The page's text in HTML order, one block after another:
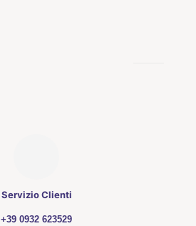
Servizio Clienti
+39 0932 623529